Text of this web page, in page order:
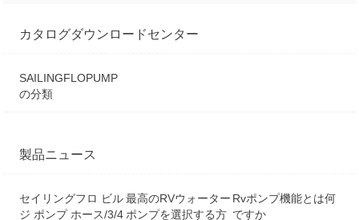
カタログダウンロードセンター
SAILINGFLOPUMP
の分類
製品ニュース
セイリングフロ ビル
ジ ポンプ ホース/3/4
最高のRVウォーター
ポンプを選択する方
Rvポンプ機能とは何
ですか